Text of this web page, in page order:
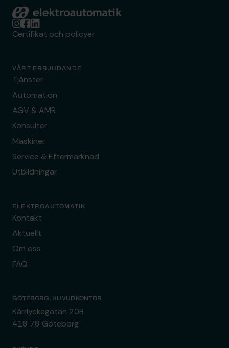
Elektroautomatik
Certifikat och policyer
VÅRT ERBJUDANDE
Tjänster
Automation
AGV & AMR
Konsulter
Maskiner
Service & Eftermarknad
Utbildningar
ELEKTROAUTOMATIK
Kontakt
Aktuellt
Om oss
FAQ
GÖTEBORG, HUVUDKONTOR
Kärrlyckegatan 20B
418 78 Göteborg